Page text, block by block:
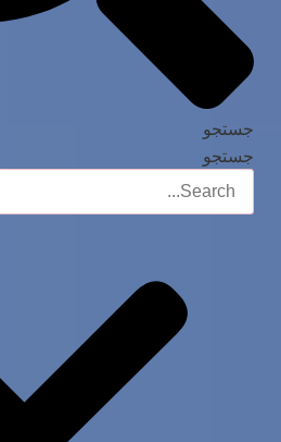
جستجو
جستجو